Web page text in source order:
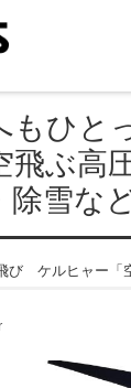
もひ
飛ぶ高
雪な